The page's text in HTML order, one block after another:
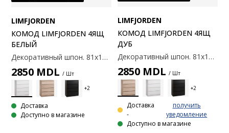
LIMFJORDEN
КОМОД LIMFJORDEN 4ЯЩ
БЕЛЫЙ
Декоративный шпон. 81x101x48 см.
2850 MDL / Шт
Доставка
Доступно в магазине
LIMFJORDEN
КОМОД LIMFJORDEN 4ЯЩ
ДУБ
Декоративный шпон. 81x101x48 см.
2850 MDL / Шт
Доставка
-
получить
уведомление
Доступно в магазине